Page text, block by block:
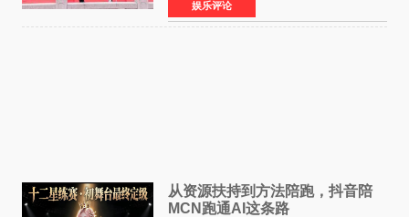
名，此后长期参与国内外电影制作，其担任制片
人参与的作品亦曾
娱乐评论
从资源扶持到方法陪跑，抖音陪
MCN跑通AI这条路